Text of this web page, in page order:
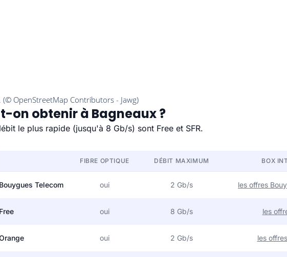
on obtenir à Bagneaux ?
le plus rapide (jusqu'à 8 Gb/s) sont Free et SFR.
FIBRE OPTIQUE DÉBIT MAXIMUM BOX
Bouygues Telecom oui 2 Gb/s les offres
Free oui 8 Gb/s les
oui 2 Gb/s les